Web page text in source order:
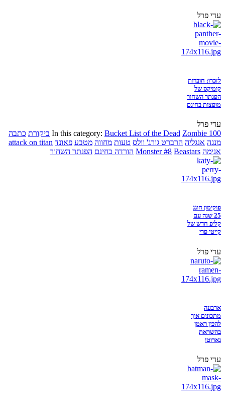
עדי פרל
לזכרו: חוברות
קומיקס של
הפנתר השחור
מופצות בחינם
עדי פרל
In this category: Bucket List of the Dead Zombie 100 ביקורת כתבה
מנגה אנגליה הרברט גורג' וולס טעות מחווה מטבע פאונד attack on titan
אנימה
Monster #8 Beastars הורדה בחינם הפנתר השחור
פוקימון חוגג
25 שנה עם
קליפ חדש של
קייטי פרי
עדי פרל
ארבעה
מתכונים איך
להכין ראמן
בהשראת
נארוטו
עדי פרל